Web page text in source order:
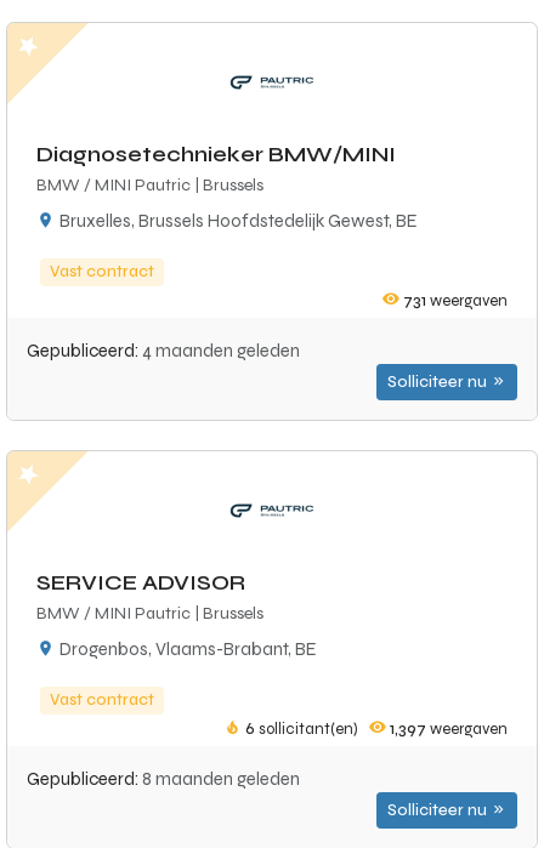
Diagnosetechnieker BMW/MINI
BMW / MINI Pautric | Brussels
Bruxelles, Brussels Hoofdstedelijk Gewest, BE
Vast contract
731 weergaven
Gepubliceerd: 4 maanden geleden
Solliciteer nu
SERVICE ADVISOR
BMW / MINI Pautric | Brussels
Drogenbos, Vlaams-Brabant, BE
Vast contract
6 sollicitant(en) 1,397 weergaven
Gepubliceerd: 8 maanden geleden
Solliciteer nu